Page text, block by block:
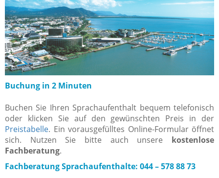
Buchung in 2 Minuten
Buchen Sie Ihren Sprachaufenthalt bequem telefonisch
oder klicken Sie auf den gewünschten Preis in der
Preistabelle. Ein vorausgefülltes Online-Formular öffnet
sich. Nutzen Sie bitte auch unsere kostenlose
Fachberatung.
Fachberatung Sprachaufenthalte: 044 – 578 88 73